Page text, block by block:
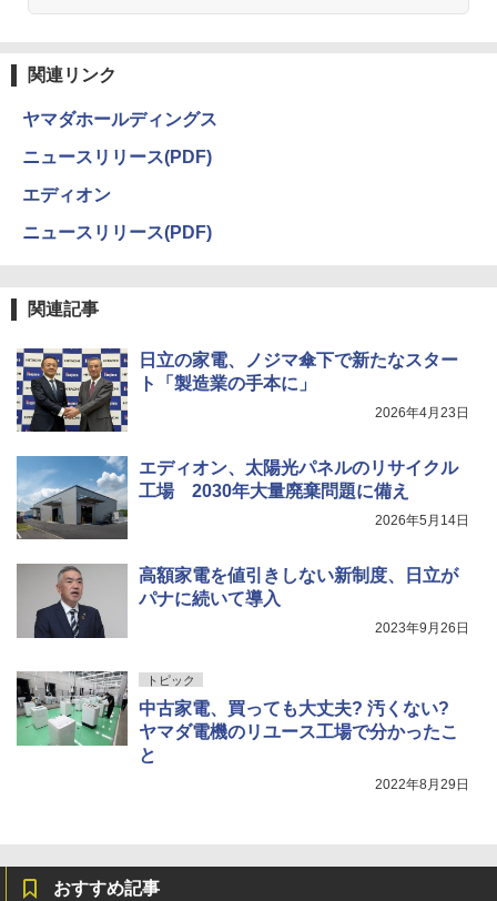
関連リンク
ヤマダホールディングス
ニュースリリース(PDF)
エディオン
ニュースリリース(PDF)
関連記事
日立の家電、ノジマ傘下で新たなスター
ト「製造業の手本に」
2026年4月23日
エディオン、太陽光パネルのリサイクル
工場 2030年大量廃棄問題に備え
2026年5月14日
高額家電を値引きしない新制度、日立が
パナに続いて導入
2023年9月26日
トピック
中古家電、買っても大丈夫? 汚くない?
ヤマダ電機のリユース工場で分かったこ
と
2022年8月29日
おすすめ記事